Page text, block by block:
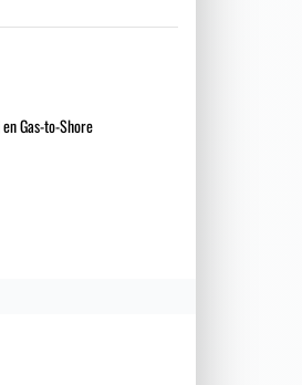
Gas-to-Shore